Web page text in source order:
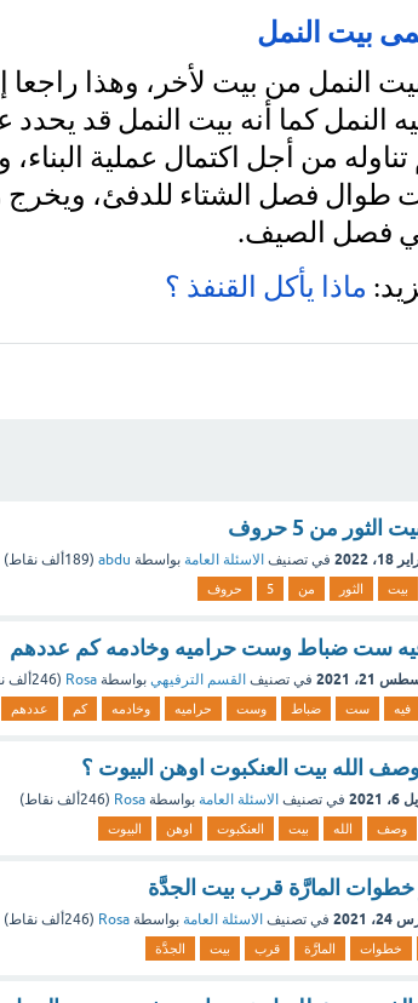
بيت النمل
فصل الصيف.
ماذا يأكل القنفذ ؟
الثور من 5 حروف
2022 في تصنيف الاسئلة العامة بواسطة abdu
(189ألف نقاط)
بيت الثور من 5 حروف
ست ضباط وست حراميه وخادمه كم عددهم
21، 2021 في تصنيف القسم الترفيهي بواسطة Rosa
(246ألف
فيه ست ضباط وست حراميه وخادمه كم عددهم
وصف الله بيت العنكبوت اوهن البيوت ؟
2021 في تصنيف الاسئلة العامة بواسطة Rosa
(246ألف نقاط)
وصف الله بيت العنكبوت اوهن البيوت
خطوات المارَّة قرب بيت الجدَّة
2021 في تصنيف الاسئلة العامة بواسطة Rosa
(246ألف نقاط)
خطوات المارَّة قرب بيت الجدَّة